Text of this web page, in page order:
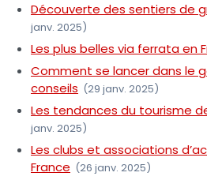
Découverte des sentiers de
janv. 2025)
Les plus belles via ferrata en
Comment se lancer dans le
conseils (29 janv. 2025)
Les tendances du tourisme
janv. 2025)
Les clubs et associations
France (26 janv. 2025)